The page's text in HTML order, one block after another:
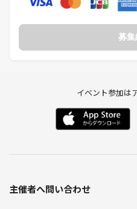
👤主催者プロフィール
初めての場所や人との交流って、ち
だからこそ、皆さんが安心して心
切にしています☺️
性別：男性
バリ島、・オーストラリア・パ
募集
イベント参加は
主催者へ問い合わせ